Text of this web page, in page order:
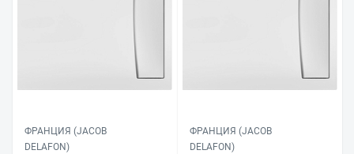
ФРАНЦИЯ (JACOB
DELAFON)
ФРАНЦИЯ (JACOB
DELAFON)